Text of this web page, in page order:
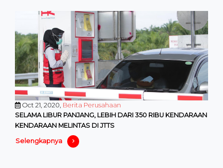
Oct 21, 2020, Berita Perusahaan
SELAMA LIBUR PANJANG, LEBIH DARI 350 RIBU KENDARAAN
KENDARAAN MELINTAS DI JTTS
Selengkapnya